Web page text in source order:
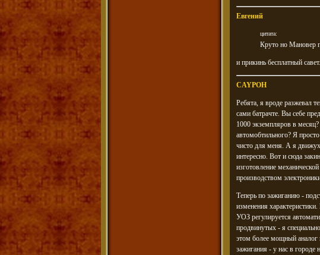
Евгений
цитата:
Круто но Мановер
и прикинь бесплатный
CAYPOH
Ребята, я вроде разжевал
сами батрачте. Вы себе
1000 экземпляров в
автомобтильного? Я
чисто для меня. А я
интересно. Вот и сюда
изготовление
производством
Теперь по зажиганию -
изменения
УОЗ регулируется
продвинутых - я
этом более мощный аналог
зажигания - у нас в